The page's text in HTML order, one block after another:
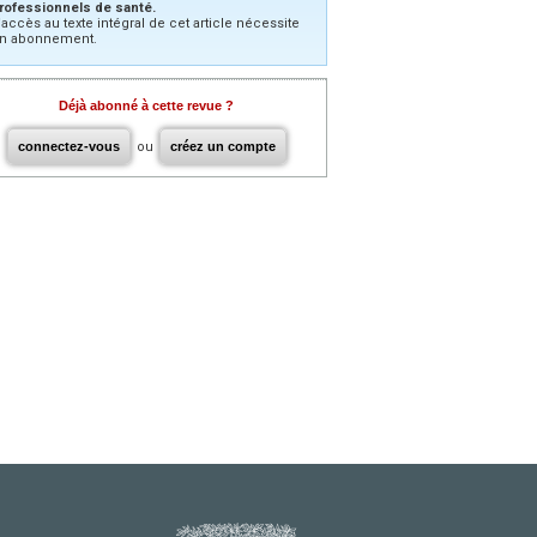
de santé.
au texte intégral de cet article nécessite
abonnement.
Déjà abonné à cette revue ?
connectez-vous ou créez un compte